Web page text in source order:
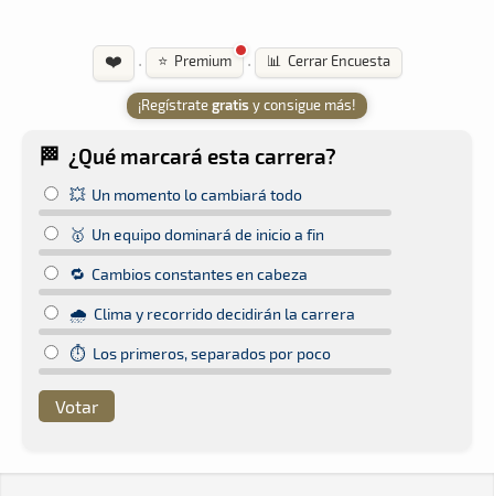
❤️ · ⭐ Premium · 📊 Cerrar Encuesta
¡Regístrategratis y consigue más!
🏁 ¿Qué marcará esta carrera?
💥 Un momento lo cambiará todo
🥇 Un equipo dominará de inicio a fin
🔁 Cambios constantes en cabeza
🌧️ Clima y recorrido decidirán la carrera
⏱️ Los primeros, separados por poco
Votar